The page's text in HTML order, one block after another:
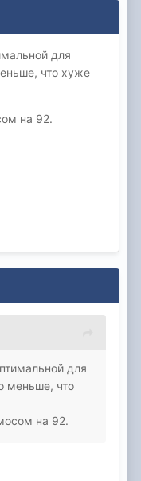
для
что хуже
на 92.
для
меньше, что
на 92.